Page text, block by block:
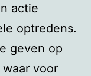
actie
optredens.
geven op
voor